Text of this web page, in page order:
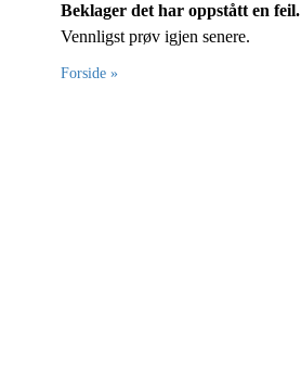
Beklager det har oppstått en feil.
Vennligst prøv igjen senere.
Forside »